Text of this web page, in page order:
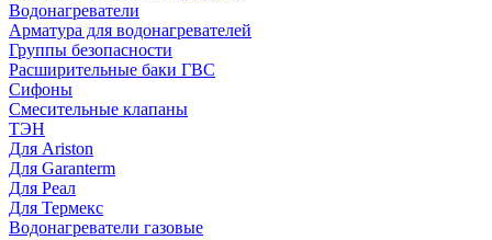
Водонагреватели
Арматура для водонагревателей
Группы безопасности
Расширительные баки ГВС
Сифоны
Смесительные клапаны
ТЭН
Для Ariston
Для Garanterm
Для Реал
Для Термекс
Водонагреватели газовые